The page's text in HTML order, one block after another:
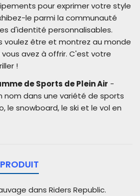
pour exprimer votre style
le parmi la communauté
d'identité personnalisables.
voulez être et montrez au monde
avez à offrir. C'est votre
!
de Sports de Plein Air -
nom dans une variété de sports
le snowboard, le ski et le vol en
dans Riders Republic.